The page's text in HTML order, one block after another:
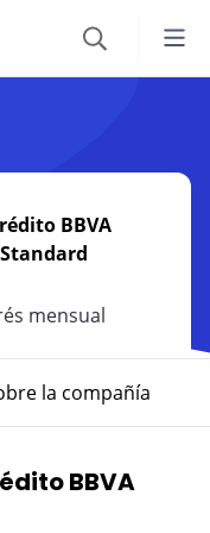
BBVA
mensual
la compañía
BBVA